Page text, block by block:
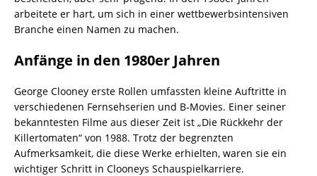
arbeitete er hart, um sich in einer wettbewerbsintensiven
Branche einen Namen zu machen.
Anfänge in den 1980er Jahren
George Clooney erste Rollen umfassten kleine Auftritte in
verschiedenen Fernsehserien und B-Movies. Einer seiner
bekanntesten Filme aus dieser Zeit ist „Die Rückkehr der
Killertomaten“ von 1988. Trotz der begrenzten
Aufmerksamkeit, die diese Werke erhielten, waren sie ein
wichtiger Schritt in Clooneys Schauspielkarriere.